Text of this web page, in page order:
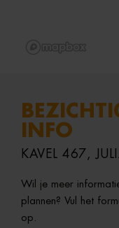
INFO
KAVEL 467,
Wil je meer
plannen? Vul het
op.